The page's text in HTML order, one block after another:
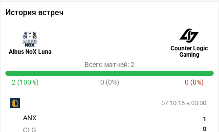
История встреч
Albus NoX Luna
Counter Logic
Gaming
Всего матчей: 2
2 (100%) 0 (0%) 0 (0%)
07.10.16 в 03:00
ANX
CLG
1
0